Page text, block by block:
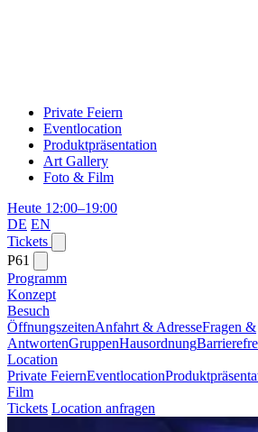
Private Feiern
Eventlocation
Produktpräsentation
Art Gallery
Foto & Film
Heute 12:00–19:00
DE EN
Tickets
P61
Programm
Konzept
Besuch
ÖffnungszeitenAnfahrt & AdresseFragen &
AntwortenGruppenHausordnung
Location
Private FeiernEventlocation
Film
Tickets Location anfragen